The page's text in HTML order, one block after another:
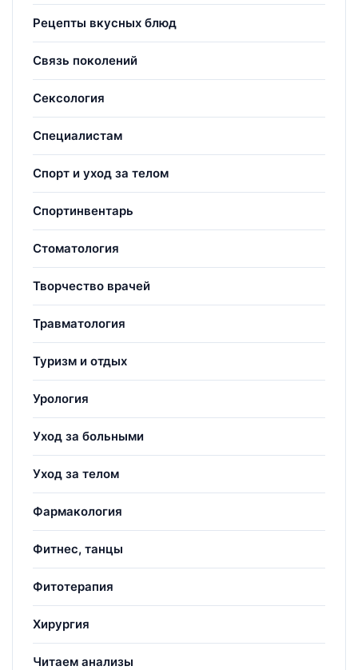
Рецепты вкусных блюд
Связь поколений
Сексология
Специалистам
Спорт и уход за телом
Спортинвентарь
Стоматология
Творчество врачей
Травматология
Туризм и отдых
Урология
Уход за больными
Уход за телом
Фармакология
Фитнес, танцы
Фитотерапия
Хирургия
Читаем анализы